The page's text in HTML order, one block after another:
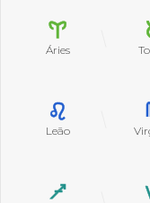
Áries
Leão